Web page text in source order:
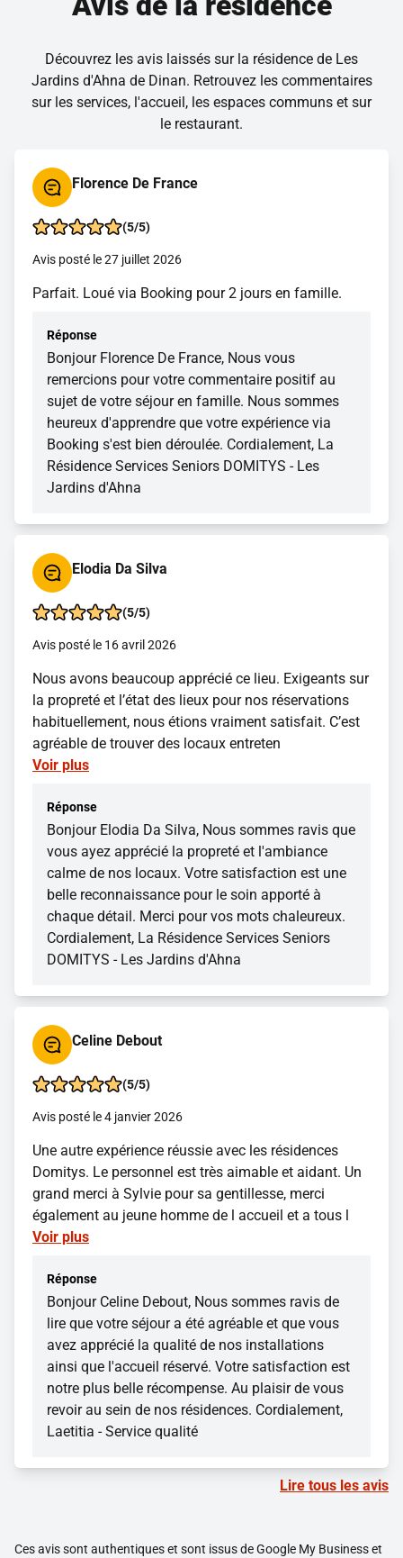
circulation et réduit le stress en quelques minutes. Une
Découvrez les avis laissés sur la résidence de Les
Jardins d'Ahna de Dinan. Retrouvez les commentaires
sur les services, l'accueil, les espaces communs et sur
le restaurant.
Florence De France
(5/5)
Avis posté le 27 juillet 2026
Parfait. Loué via Booking pour 2 jours en famille.
Réponse
Bonjour Florence De France, Nous vous
remercions pour votre commentaire positif au
sujet de votre séjour en famille. Nous sommes
heureux d'apprendre que votre expérience via
Booking s'est bien déroulée. Cordialement, La
Résidence Services Seniors DOMITYS - Les
Jardins d'Ahna
Elodia Da Silva
(5/5)
Avis posté le 16 avril 2026
Nous avons beaucoup apprécié ce lieu. Exigeants sur
la propreté et l’état des lieux pour nos réservations
habituellement, nous étions vraiment satisfait. C’est
agréable de trouver des locaux entreten
Voir plus
Réponse
Bonjour Elodia Da Silva, Nous sommes ravis que
vous ayez apprécié la propreté et l'ambiance
calme de nos locaux. Votre satisfaction est une
belle reconnaissance pour le soin apporté à
chaque détail. Merci pour vos mots chaleureux.
Cordialement, La Résidence Services Seniors
DOMITYS - Les Jardins d'Ahna
Celine Debout
(5/5)
Avis posté le 4 janvier 2026
Une autre expérience réussie avec les résidences
Domitys. Le personnel est très aimable et aidant. Un
grand merci à Sylvie pour sa gentillesse, merci
également au jeune homme de l accueil et a tous l
Voir plus
Réponse
Bonjour Celine Debout, Nous sommes ravis de
lire que votre séjour a été agréable et que vous
avez apprécié la qualité de nos installations
ainsi que l'accueil réservé. Votre satisfaction est
notre plus belle récompense. Au plaisir de vous
revoir au sein de nos résidences. Cordialement,
Laetitia - Service qualité
Lire tous les avis
Ces avis sont authentiques et sont issus de Google My Business et